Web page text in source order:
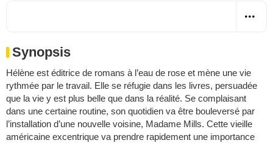
Synopsis
Hélène est éditrice de romans à l’eau de rose et mène une vie
rythmée par le travail. Elle se réfugie dans les livres, persuadée
que la vie y est plus belle que dans la réalité. Se complaisant
dans une certaine routine, son quotidien va être bouleversé par
l’installation d’une nouvelle voisine, Madame Mills. Cette vieille
américaine excentrique va prendre rapidement une importance